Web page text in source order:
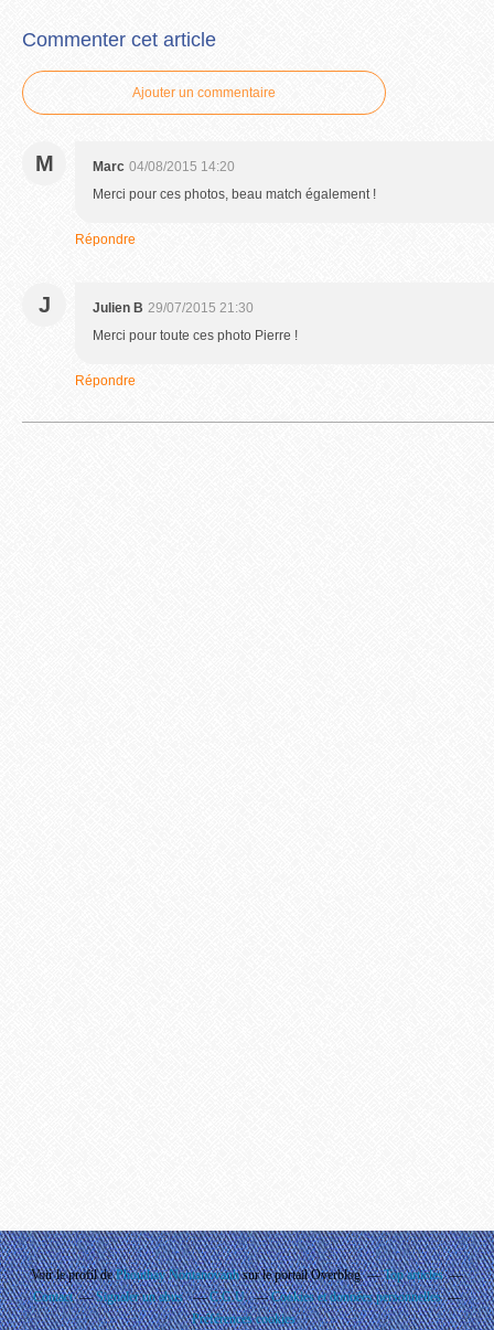
Commenter cet article
Ajouter un commentaire
M Marc 04/08/2015 14:20
Merci pour ces photos, beau match également !
Répondre
J Julien B 29/07/2015 21:30
Merci pour toute ces photo Pierre !
Répondre
Voir le profil dePhouthay Nontanovanhsur le portail Overblog
Top articles
Contact
Signaler un abus C.G.U.
Cookies et données personnelles
Préférences cookies